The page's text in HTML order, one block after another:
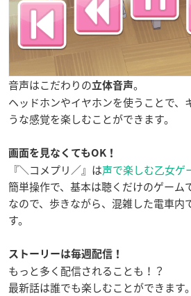
音声はこだわりの立体音声。
ヘッドホンやイヤホンを使うことで、
うな感覚を楽しむことができます。
画面を見なくてもOK！
『＼コメプリ／』は声で楽しむ乙女ゲ
簡単操作で、基本は聴くだけのゲーム
なので、歩きながら、混雑した電車内
す。
ストーリーは毎週配信！
もっと多く配信されることも！？
最新話は誰でも楽しむことができます。